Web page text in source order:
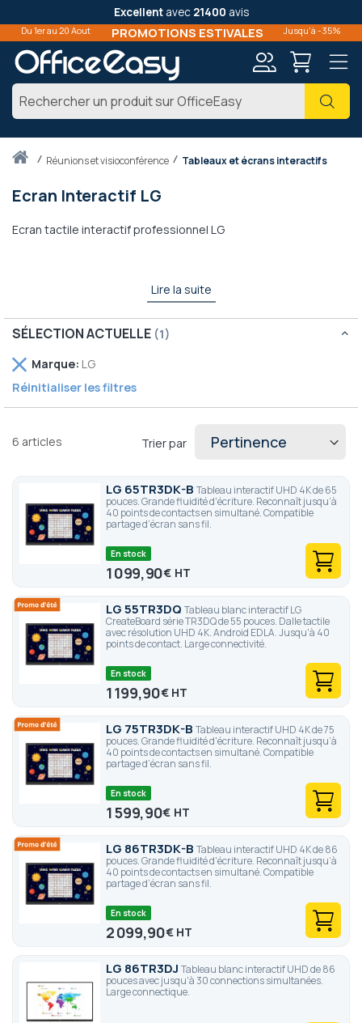
Excellentavec 21400 avis
Du 1er au 20 Aout PROMOTIONS ESTIVALES Jusqu'à -35%
Accueilréunions et visioconférence Tableaux et écrans interactifs
Ecran Interactif LG
Ecran tactile interactif professionnel LG
Lire la suite
6 articles Trier par
LG 65TR3DK-B Tableau interactif UHD 4K de 65
pouces. Grande fluidité d'écriture. Reconnaît jusqu’à
40 points de contacts en simultané. Compatible
partage d’écran sans fil.
En stock
1 099,90€
LG 55TR3DQ Tableau blanc interactif LG
CreateBoard série TR3DQ de 55 pouces. Dalle tactile
avec résolution UHD 4K. Android EDLA. Jusqu'à 40
points de contact. Large connectivité.
En stock
1 199,90€
LG 75TR3DK-B Tableau interactif UHD 4K de 75
pouces. Grande fluidité d'écriture. Reconnaît jusqu’à
40 points de contacts en simultané. Compatible
partage d’écran sans fil.
En stock
1 599,90€
LG 86TR3DK-B Tableau interactif UHD 4K de 86
pouces. Grande fluidité d'écriture. Reconnaît jusqu’à
40 points de contacts en simultané. Compatible
partage d’écran sans fil.
En stock
2 099,90€
LG 86TR3DJ Tableau blanc interactif UHD de 86
pouces avec jusqu'à 30 connections simultanées.
Large connectique.
SÉLECTION ACTUELLE
Marque LG
cet
élément
Réinitialiser les filtres